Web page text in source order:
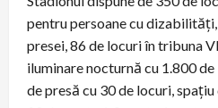
pentru persoane cu
presei, 86 de locuri în tribuna
iluminare nocturnă cu 1.800
de presă cu 30 de locuri,